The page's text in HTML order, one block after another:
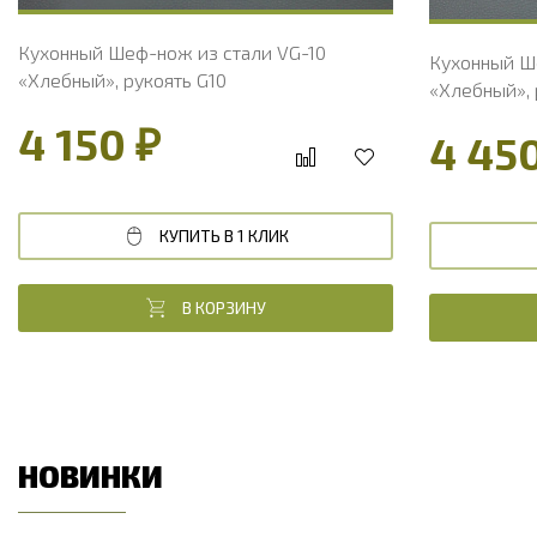
Кухонный Шеф-нож из стали VG-10
«Хлебный», рукоять G10
4 150 ₽
КУПИТЬ В 1 КЛИК
В КОРЗИНУ
Кухонный
«Хлебный»,
4
НОВИНКИ